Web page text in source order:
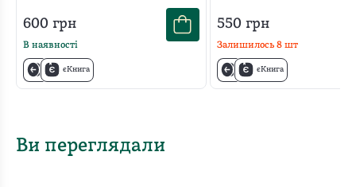
600 грн
В наявності
єКнига
550грн
Залишилось 8шт
єКнига
Ви переглядали